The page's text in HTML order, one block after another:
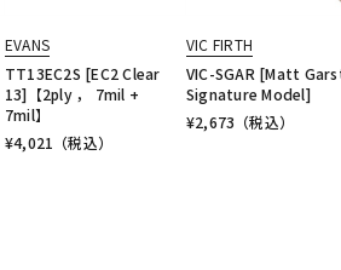
EVANS
TT13EC2S [EC2 Clear
13]【2ply ， 7mil +
7mil】
¥4,021 （税込）
VIC FIRTH
VIC-SGAR [Matt
Signature Model]
¥2,673 （税込）